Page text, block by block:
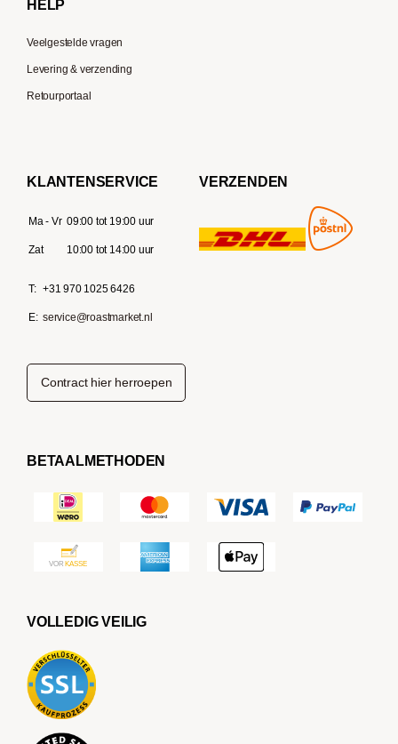
HELP
Veelgestelde vragen
Levering & verzending
Retourportaal
KLANTENSERVICE
Ma - Vr 09:00 tot 19:00 uur
Zat 10:00 tot 14:00 uur
T: +31 970 1025 6426
E: service@roastmarket.nl
VERZENDEN
Contract hier herroepen
BETAALMETHODEN
VOLLEDIG VEILIG